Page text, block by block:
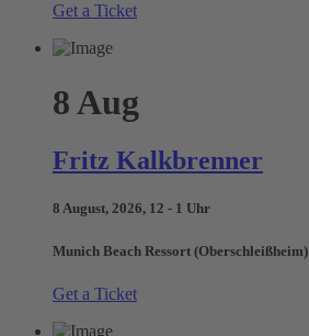
Get a Ticket
8 Aug
Fritz Kalkbrenner
8 August, 2026, 12 - 1 Uhr
Munich Beach Ressort (Oberschleißheim)
Get a Ticket